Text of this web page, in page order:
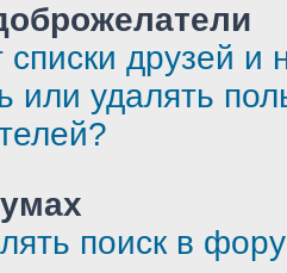
списки друзей и
или удалять
поиск в